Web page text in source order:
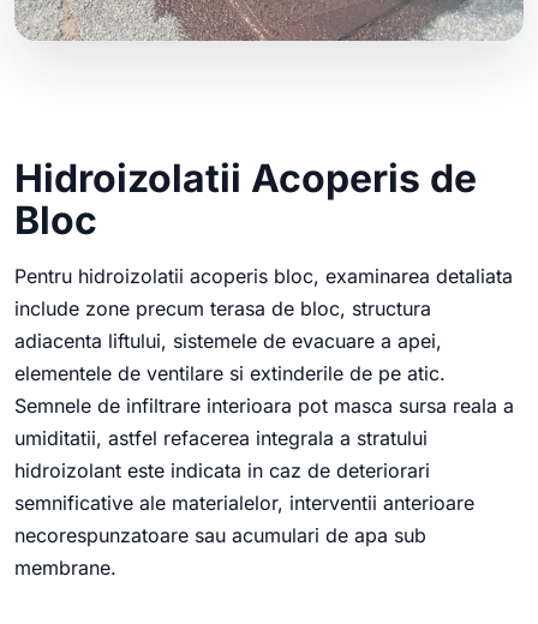
Hidroizolatii Acoperis de
Bloc
Pentru hidroizolatii acoperis bloc, examinarea detaliata
include zone precum terasa de bloc, structura
adiacenta liftului, sistemele de evacuare a apei,
elementele de ventilare si extinderile de pe atic.
Semnele de infiltrare interioara pot masca sursa reala a
umiditatii, astfel refacerea integrala a stratului
hidroizolant este indicata in caz de deteriorari
semnificative ale materialelor, interventii anterioare
necorespunzatoare sau acumulari de apa sub
membrane.